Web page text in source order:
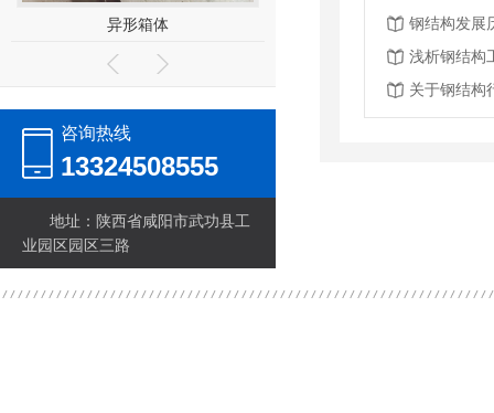
十
咨询热线
13324508555
地址：陕西省咸阳市武功县工
业园区园区三路
钢结构发展
浅析钢结构
关于钢结构